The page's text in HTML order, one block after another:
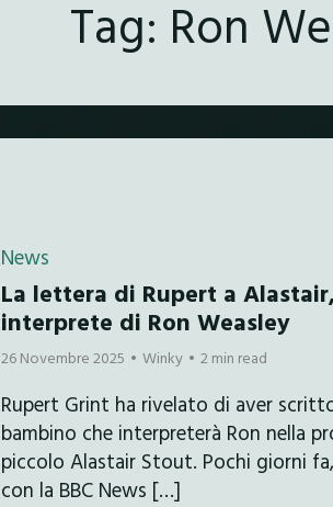
Tag: Ron
News
La lettera di Rupert a
interprete di Ron Weasley
26 Novembre 2025 Winky 2 min read
Rupert Grint ha rivelato di aver
bambino che interpreterà Ron nella
piccolo Alastair Stout. Pochi giorni
con la BBC News […]